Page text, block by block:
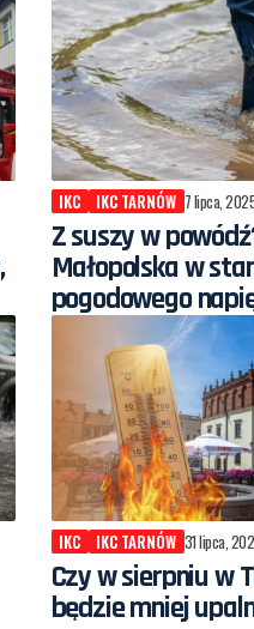
IKC IKC TARNÓW 7 lipca,
Z suszy w
Małopolska w
pogodowego
IKC IKC TARNÓW 31 lipca,
Czy w sierpniu w
będzie mniej